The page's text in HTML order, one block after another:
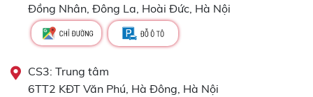
Đồng Nhân, Đông La, Hoài Đức, Hà Nội
CS3: Trung tâm
6TT2 KĐT Văn Phú, Hà Đông, Hà Nội